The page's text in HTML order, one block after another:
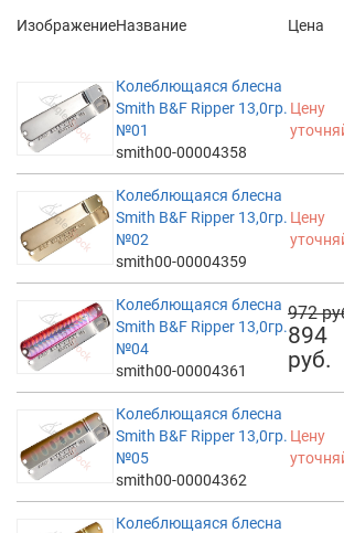
ИзображениеНазвание Цена
Колеблющаяся блесна
Smith B&F Ripper 13,0гр.
№01
smith00-00004358
Цену
Колеблющаяся блесна
Smith B&F Ripper 13,0гр.
№02
smith00-00004359
Цену
Колеблющаяся блесна
Smith B&F Ripper 13,0гр.
№04
smith00-00004361
972
894
руб.
Колеблющаяся блесна
Smith B&F Ripper 13,0гр.
№05
smith00-00004362
Цену
Колеблющаяся блесна